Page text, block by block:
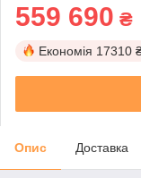
559 690 ₴
Економія 17310
Опис Доставка